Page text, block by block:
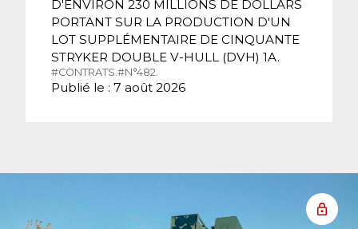
D'ENVIRON 230 MILLIONS DE DOLLARS
PORTANT SUR LA PRODUCTION D'UN
LOT SUPPLÉMENTAIRE DE CINQUANTE
STRYKER DOUBLE V-HULL (DVH) 1A.
#CONTRATS.#N°482.
Publié le : 7 août 2026